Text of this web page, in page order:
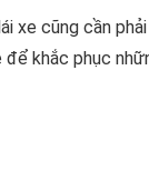
xe cũng cần phải
khắc phục